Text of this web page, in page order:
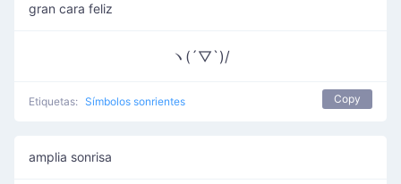
gran cara feliz
ヽ(´▽`)/
Etiquetas: Símbolos sonrientes Copy
amplia sonrisa